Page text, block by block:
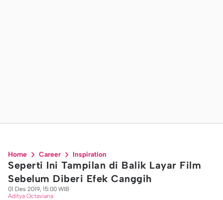
Home Career Inspiration
Seperti Ini Tampilan di Balik Layar Film
Sebelum Diberi Efek Canggih
01 Des 2019, 15:00 WIB
Aditya Octaviana